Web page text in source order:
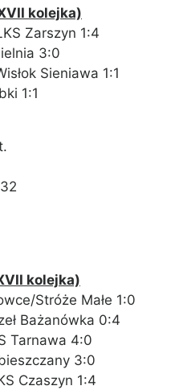
kolejka)
Zarszyn 1:4
3:0
Sieniawa 1:1
1:1
kolejka)
Stróże Małe 1:0
Bażanówka 0:4
Tarnawa 4:0
3:0
Czaszyn 1:4